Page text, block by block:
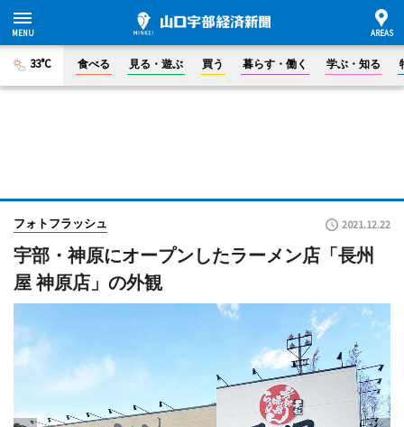
33°C 食べる 見る・遊ぶ 買う 暮らす・働く 学ぶ・知る
フォトフラッシュ 2021.12.22
宇部・神原にオープンしたラーメン店「長州
屋 神原店」の外観